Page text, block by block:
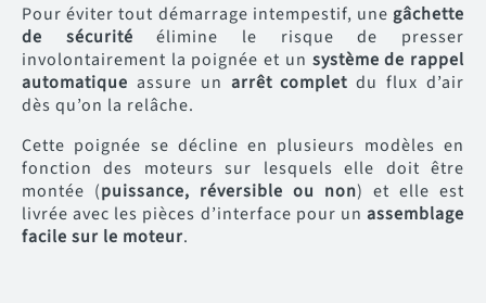
Pour éviter tout démarrage intempestif, une gâchette
de sécurité élimine le risque de presser
involontairement la poignée et un système de rappel
automatique assure un arrêt complet du flux d’air
dès qu’on la relâche.
Cette poignée se décline en plusieurs modèles en
fonction des moteurs sur lesquels elle doit être
montée (puissance, réversible ou non) et elle est
livrée avec les pièces d’interface pour un assemblage
facile sur le moteur.